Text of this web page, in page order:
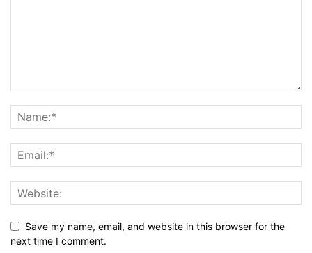
Save my name, email, and website in this browser for the
next time I comment.